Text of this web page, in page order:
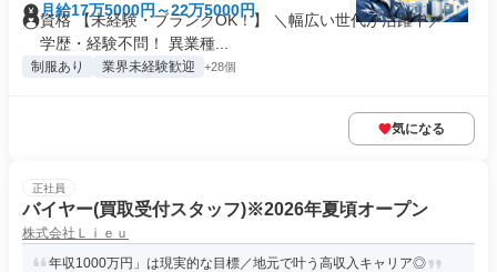
月給17万5000円～22万5000円
資格 【未経験・ブランクOK！】 ＼幅広い世代が活躍中／ ＊
学歴・経験不問！ 異業種...
制服あり 業界未経験歓迎 +28個
気になる
正社員
バイヤー(買取受付スタッフ)※2026年夏頃オープン
株式会社Ｌｉｅｕ
年収1000万円」は現実的な目標／地元で叶う高収入キャリア◎